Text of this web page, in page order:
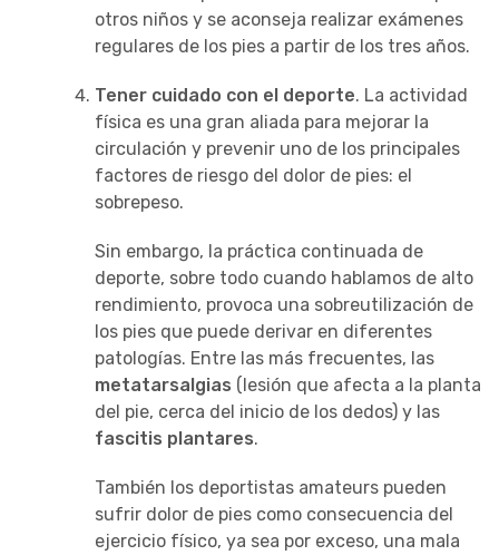
otros niños y se aconseja realizar exámenes
regulares de los pies a partir de los tres años.
Tener cuidado con el deporte. La actividad
física es una gran aliada para mejorar la
circulación y prevenir uno de los principales
factores de riesgo del dolor de pies: el
sobrepeso.
Sin embargo, la práctica continuada de
deporte, sobre todo cuando hablamos de alto
rendimiento, provoca una sobreutilización de
los pies que puede derivar en diferentes
patologías. Entre las más frecuentes, las
metatarsalgias (lesión que afecta a la planta
del pie, cerca del inicio de los dedos) y las
fascitis plantares.
También los deportistas amateurs pueden
sufrir dolor de pies como consecuencia del
ejercicio físico, ya sea por exceso, una mala